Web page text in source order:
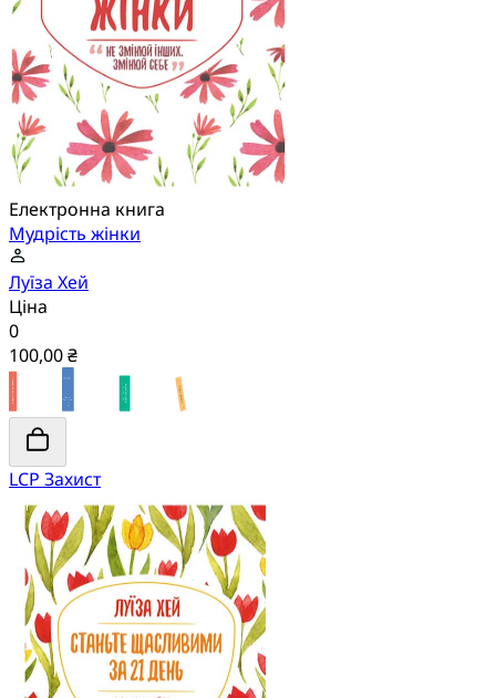
Електронна книга
Мудрість жінки
Луїза Хей
Ціна
0
100,00 ₴
LCP Захист